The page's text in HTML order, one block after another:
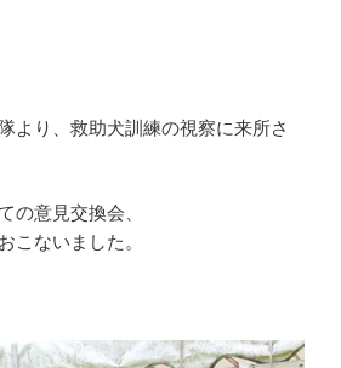
より、救助犬訓練の視察に来所さ
の意見交換会、
こないました。